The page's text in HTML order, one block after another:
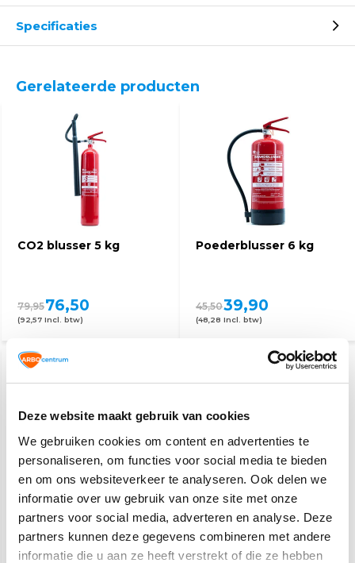
Deze website maakt gebruik van cookies
We gebruiken cookies om content en advertenties te
personaliseren, om functies voor social media te bieden
en om ons websiteverkeer te analyseren. Ook delen we
informatie over uw gebruik van onze site met onze
partners voor social media, adverteren en analyse. Deze
partners kunnen deze gegevens combineren met andere
informatie die u aan ze heeft verstrekt of die ze hebben
Specificaties
Gerelateerde producten
CO2 blusser 5 kg
79,9576,50
(92,57 Incl. btw)
Poederblusser 6 kg
45,5039,90
(48,28 Incl. btw)
Brandblusser pictogram
3,10
Schuimblusser 9 liter
PFAS vrij AB
88,95